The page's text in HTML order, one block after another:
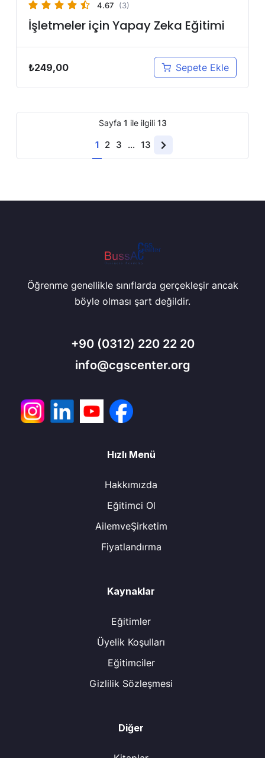
4.67 (3)
İşletmeler için Yapay Zeka Eğitimi
₺249,00 Sepete Ekle
Sayfa 1 ile ilgili 13
1 2 3 … 13
Öğrenme genellikle sınıflarda gerçekleşir ancak
böyle olması şart değildir.
+90 (0312) 220 22 20
info@cgscenter.org
Hızlı Menü
Hakkımızda
Eğitimci Ol
AilemveŞirketim
Fiyatlandırma
Kaynaklar
Eğitimler
Üyelik Koşulları
Eğitimciler
Gizlilik Sözleşmesi
Diğer